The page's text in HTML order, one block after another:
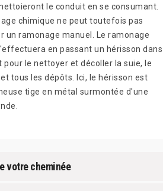
le conduit en se consumant.
chimique ne peut toutefois pas
un ramonage manuel. Le ramonage
en passant un hérisson dans
pour le nettoyer et décoller la suie, le
tous les dépôts. Ici, le hérisson est
tige en métal surmontée d'une
votre cheminée